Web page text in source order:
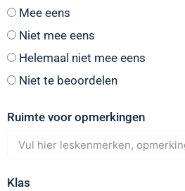
Mee eens
Niet mee eens
Helemaal niet mee eens
Niet te beoordelen
Ruimte voor opmerkingen
Klas